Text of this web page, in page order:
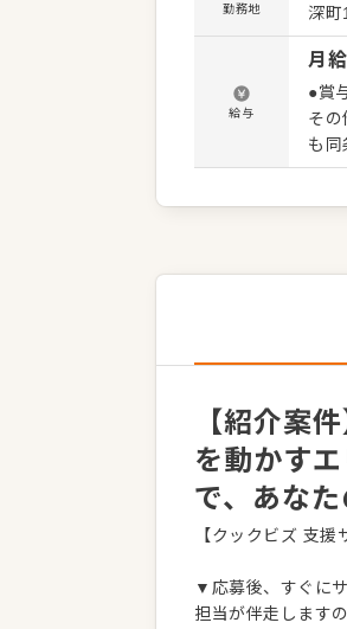
ー：
営戦
舗の経
や
制」
いま
勤務地
深
給与
月給
●賞
そ
も同
【紹介案
を動かす
で、あな
【クックビズ 支援
▼応募後、すぐに
担当が伴走します